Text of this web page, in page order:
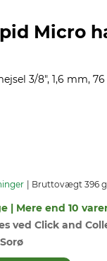
Micro
3/8", 1,6 mm, 76
Bruttovægt 396 g
| Mere end 10
ved Click and